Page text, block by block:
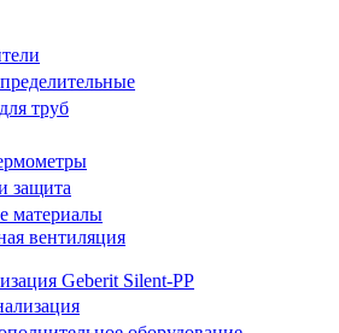
труб
защита
материалы
вентиляция
Geberit Silent-PP